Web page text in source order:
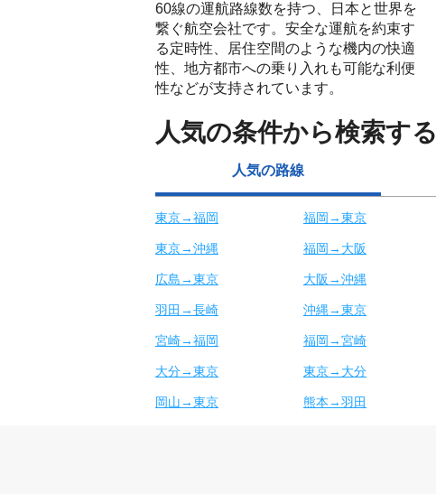
60線の運航路線数を持つ、日本と世界を
繋ぐ航空会社です。安全な運航を約束す
る定時性、居住空間のような機内の快適
性、地方都市への乗り入れも可能な利便
性などが支持されています。
人気の条件から検索する
人気の路線
東京→福岡 福岡→東京
東京→沖縄 福岡→大阪
広島→東京 大阪→沖縄
羽田→長崎 沖縄→東京
宮崎→福岡 福岡→宮崎
大分→東京 東京→大分
岡山→東京 熊本→羽田